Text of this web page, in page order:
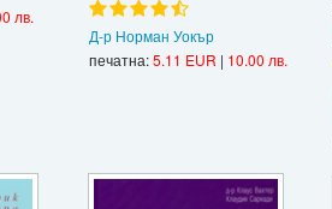
лв.
Д-р Норман Уокър
печатна:5.11 EUR | 10.00 лв.